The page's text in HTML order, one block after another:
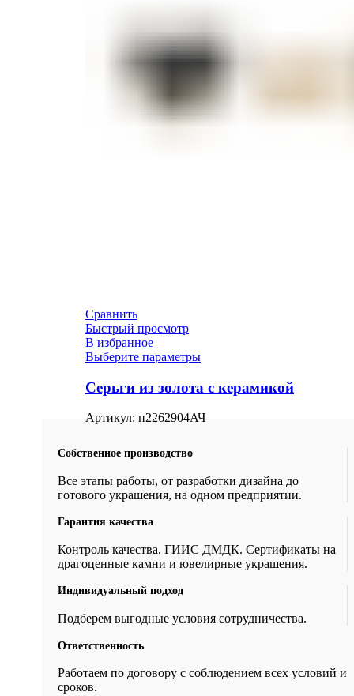
Сравнить
Быстрый просмотр
В избранное
Выберите параметры
Серьги из золота с керамикой
Артикул: п2262904АЧ
Собственное производство
Все этапы работы, от разработки дизайна до
готового украшения, на одном предприятии.
Гарантия качества
Контроль качества. ГИИС ДМДК. Сертификаты на
драгоценные камни и ювелирные украшения.
Индивидуальный подход
Подберем выгодные условия сотрудничества.
Ответственность
Работаем по договору с соблюдением всех условий и
сроков.